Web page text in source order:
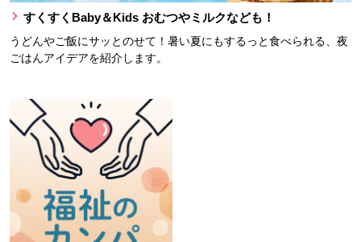
すくすくBaby＆Kids おむつやミルクなども！
うどんやご飯にサッとのせて！暑い夏にもするっと食べられる、夜
ごはんアイデアを紹介します。